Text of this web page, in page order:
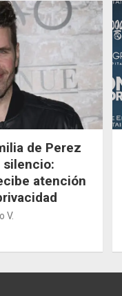
de Perez
silencio:
atención
V.